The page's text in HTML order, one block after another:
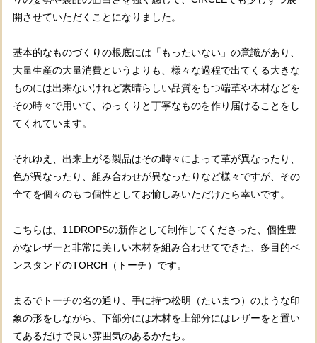
開させていただくことになりました。
基本的なものづくりの根底には「もったいない」の意識があり、
大量生産の大量消費というよりも、様々な過程で出てくる大きな
ものには出来ないけれど素晴らしい品質をもつ端革や木材などを
その時々で用いて、ゆっくりと丁寧なものを作り届けることをし
てくれています。
それゆえ、出来上がる製品はその時々によって革が異なったり、
色が異なったり、組み合わせが異なったりなど様々ですが、その
全てを個々のもつ個性としてお愉しみいただけたら幸いです。
こちらは、11DROPSの新作として制作してくださった、個性豊
かなレザーと非常に美しい木材を組み合わせてできた、多目的ペ
ンスタンドのTORCH（トーチ）です。
まるでトーチの名の通り、手に持つ松明（たいまつ）のような印
象の形をしながら、下部分には木材を上部分にはレザーをと置い
てあるだけで良い雰囲気のあるかたち。